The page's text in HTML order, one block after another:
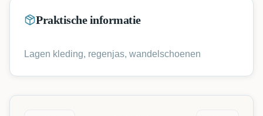
Praktische informatie
Lagen kleding, regenjas, wandelschoenen